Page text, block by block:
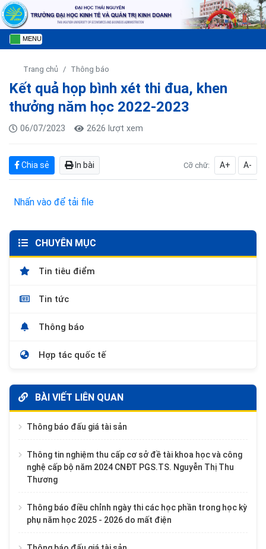
MENU
Trang chủ Thông báo
Kết quả họp bình xét thi đua, khen
thưởng năm học 2022-2023
06/07/2023 2626 lượt xem
Chia sẻ In bài Cỡ chữ: A+ A-
Nhấn vào để tải file
CHUYÊN MỤC
Tin tiêu điểm
Tin tức
Thông báo
Hợp tác quốc tế
BÀI VIẾT LIÊN QUAN
Thông báo đấu giá tài sản
Thông tin nghiệm thu cấp cơ sở đề tài khoa học và công
nghệ cấp bộ năm 2024 CNĐT PGS.TS. Nguyễn Thị Thu
Thương
Thông báo điều chỉnh ngày thi các học phần trong học kỳ
phụ năm học 2025 - 2026 do mất điện